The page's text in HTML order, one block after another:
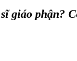
phận?